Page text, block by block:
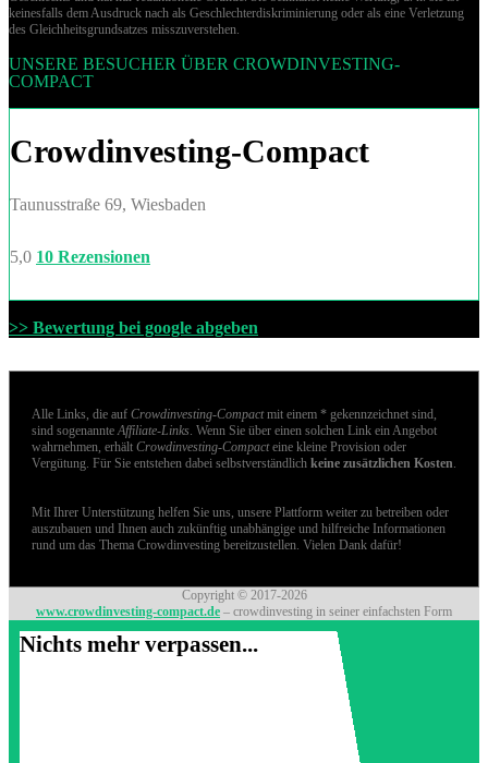
keinesfalls dem Ausdruck nach als Geschlechterdiskriminierung oder als eine Verletzung
des Gleich­heits­grund­sat­zes misszuverstehen.
UNSERE BESUCHER ÜBER CROWDINVESTING-
COMPACT
Crowdinvesting-Compact
Taunusstraße 69, Wiesbaden
5,0 10 Rezensionen
>> Bewertung bei google abgeben
Alle Links, die auf Crowdinvesting-Compactmit einem * gekennzeichnet sind,
sind sogenannteAffiliate-Links. Wenn Sie über einen solchen Link ein Angebot
wahrnehmen, erhält Crowdinvesting-Compacteine kleine Provision oder
Vergütung. Für Sie entstehen dabei selbstverständlich keine zusätzlichen Kosten.
Mit Ihrer Unterstützung helfen Sie uns, unsere Plattform weiter zu betreiben oder
auszubauen und Ihnen auch zukünftig unabhängige und hilfreiche Informationen
rund um das Thema Crowdinvesting bereitzustellen. Vielen Dank dafür!
Copyright © 2017-2026
www.crowdinvesting-compact.de – crowdinvesting in seiner einfachsten Form
Nichts mehr verpassen...